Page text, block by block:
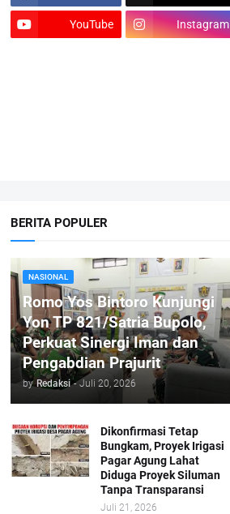
YouTube Instagram
BERITA POPULER
NASIONAL
Romo Yos Bintoro Kunjungi
Yon TP 821/Satria Bupolo,
Perkuat Sinergi Iman dan
Pengabdian Prajurit
by Redaksi - Juli 20, 2026
Dikonfirmasi Tetap
Bungkam, Proyek Irigasi
Pagar Agung Lahat
Diduga Proyek Siluman
Tanpa Transparansi
Juli 21, 2026